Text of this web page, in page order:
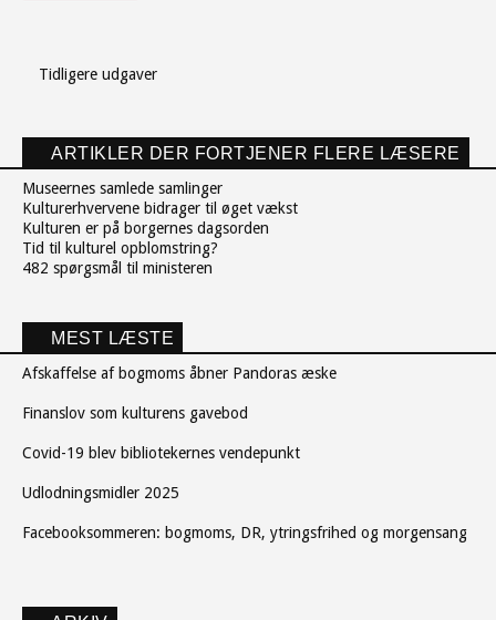
Tidligere udgaver
ARTIKLER DER FORTJENER FLERE LÆSERE
Museernes samlede samlinger
Kulturerhvervene bidrager til øget vækst
Kulturen er på borgernes dagsorden
Tid til kulturel opblomstring?
482 spørgsmål til ministeren
MEST LÆSTE
Afskaffelse af bogmoms åbner Pandoras æske
Finanslov som kulturens gavebod
Covid-19 blev bibliotekernes vendepunkt
Udlodningsmidler 2025
Facebooksommeren: bogmoms, DR, ytringsfrihed og morgensang